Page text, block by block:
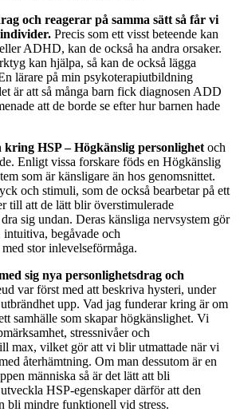
och reagerar på samma sätt så får vi
Precis som ett visst beteende kan
ADHD, kan de också ha andra orsaker.
kan hjälpa, så kan de också lägga
lärare på min psykoterapiutbildning
är att så många barn fick diagnosen ADD
att de borde se efter hur barnen hade
HSP – Högkänslig personlighet och
Enligt vissa forskare föds en Högkänslig
som är känsligare än hos genomsnittet.
och stimuli, som de också bearbetar på ett
till att de lätt blir överstimulerade
sig undan. Deras känsliga nervsystem gör
begåvade och
stor inlevelseförmåga.
sig nya personlighetsdrag och
var först med att beskriva hysteri, under
upp. Vad jag funderar kring är om
samhälle som skapar högkänslighet. Vi
stressnivåer och
max, vilket gör att vi blir utmattade när vi
återhämtning. Om man dessutom är en
människa så är det lätt att bli
HSP-egenskaper därför att den
bli mindre funktionell vid stress.